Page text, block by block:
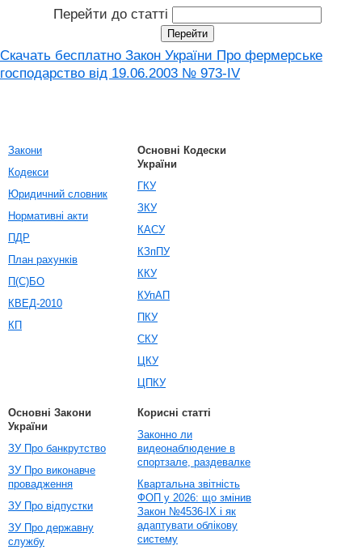
Перейти до статті
Скачать бесплатно Закон України Про фермерське
господарство вiд 19.06.2003 № 973-IV
Закони
Кодекси
Юридичний словник
Нормативні акти
ПДР
План рахунків
П(С)БО
КВЕД-2010
КП
Основні Кодески
України
ГКУ
ЗКУ
КАСУ
КЗпПУ
ККУ
КУпАП
ПКУ
СКУ
ЦКУ
ЦПКУ
Основні Закони
України
ЗУ Про банкрутство
ЗУ Про виконавче
провадження
ЗУ Про відпустки
ЗУ Про державну
службу
Корисні статті
Законно ли
видеонаблюдение в
спортзале, раздевалке
Квартальна звітність
ФОП у 2026: що змінив
Закон №4536-IX і як
адаптувати облікову
систему